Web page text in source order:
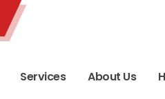
Services About Us